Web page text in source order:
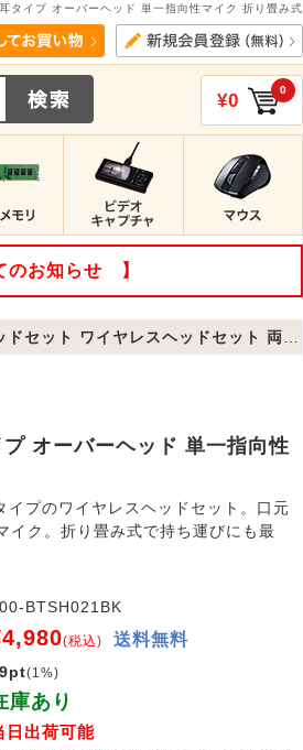
イプ オーバーヘッド 単一指向性マイク 折り畳み式
¥0 0
のお知らせ 】
スヘッドセット 両耳タイプ オーバーヘッド 単一指向性マイク 折り畳み式
オーバーヘッド 単一指向性
プのワイヤレスヘッドセット。口元
イク。折り畳み式で持ち運びにも最
BTSH021BK
(税込) 送料無料
(1%)
庫あり
日出荷可能